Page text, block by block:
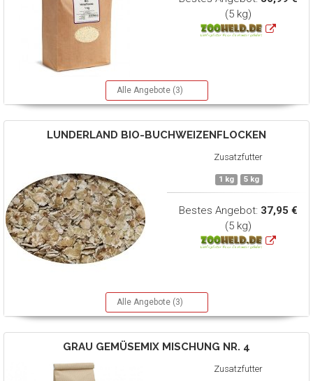
(5 kg)
Alle Angebote (3)
LUNDERLAND BIO-BUCHWEIZENFLOCKEN
Zusatzfutter
1 kg 5 kg
Bestes Angebot: 37,95 €
(5 kg)
Alle Angebote (3)
GRAU GEMÜSEMIX MISCHUNG NR. 4
Zusatzfutter